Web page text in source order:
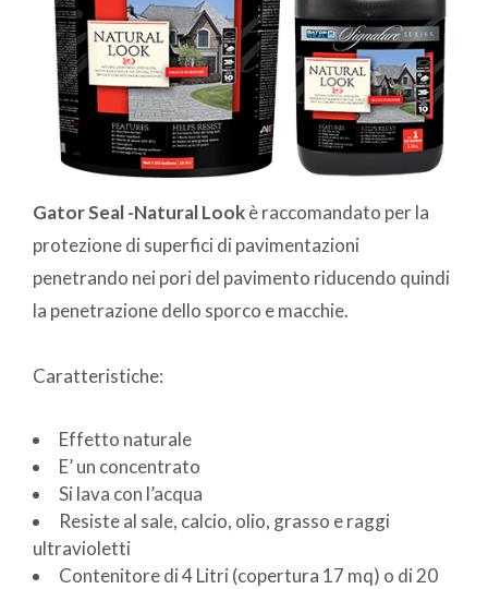
Gator Seal -Natural Lookè raccomandato per la
protezione di superfici di pavimentazioni
penetrando nei pori del pavimento riducendo quindi
la penetrazione dello sporco e macchie.
Caratteristiche:
Effetto naturale
E’ un concentrato
Si lava con l’acqua
Resiste al sale, calcio, olio, grasso e raggi
ultravioletti
Contenitore di 4 Litri (copertura 17 mq) o di 20